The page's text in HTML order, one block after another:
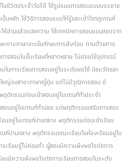
นชีวิตประจำวันได้ ใช้รูปแบบการสอนแบบบรรยาย
นหลัก ใช้วิธีการสอนแบบให้รู้และเข้าใจกฎเกณฑ์
ห้อ่านแล้วแปลความ ใช้เทคนิคการสอนแบบสอนจาก
ทางภาษาจะเน้นทักษะการฟังก่อน ตามด้วยการ
รสอนในชั้นเรียนที่หลากหลาย ไม่ค่อยใช้อุปกรณ์
นการเรียนการสอนอยู่ในระดับพอใช้ นิยมวัดและ
หญ่จบสาขาภาษาญี่ปุ่น แต่ไม่มีวุฒิการสอน มี
ติกรรมก่อนเข้าสอนอยู่ในเกณฑ์ทำประจำ
อนอยู่ในเกณฑ์ทำบ่อย แต่พฤติกรรมเสริมการสอน
นอยู่ในเกณฑ์ปานกลาง พฤติกรรมก่อนเข้าเรียน
ฑ์ปานกลาง พฤติกรรมขณะเรียนในห้องเรียนอยู่ใน
เรียนรู้ไม่ค่อยทำ ผู้สอนมีความพึงพอใจต่อการ
นมีความพึงพอใจต่อการเรียนการสอนในระดับ